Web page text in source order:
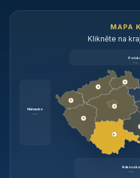
MAPA
Klikněte na
brzy
Německo
brzy
Rakousko
brzy
3
9
3
3
3
3